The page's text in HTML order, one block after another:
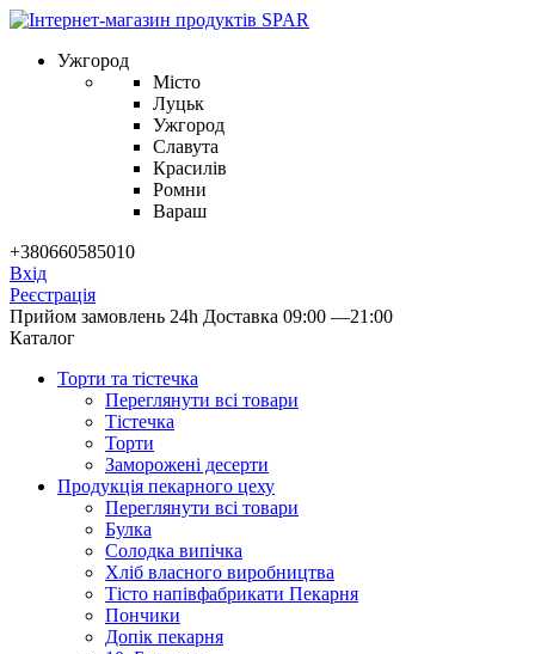
Ужгород
Місто
Луцьк
Ужгород
Славута
Красилів
Ромни
Вараш
+380660585010
Вхід
Реєстрація
Прийом замовлень 24h Доставка 09:00 —21:00
Каталог
Торти та тістечка
Переглянути всі товари
Тістечка
Торти
Заморожені десерти
Продукцiя пекарного цеху
Переглянути всі товари
Булка
Солодка випiчка
Хлiб власного виробництва
Тiсто напiвфабрикати Пекарня
Пончики
Допік пекарня